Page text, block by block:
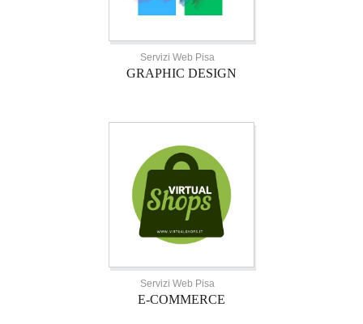
Servizi Web Pisa
GRAPHIC DESIGN
Servizi Web Pisa
E-COMMERCE